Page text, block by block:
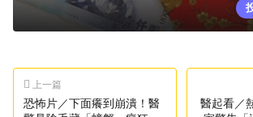
上一篇
恐怖片／下面癢到崩潰！醫
醫起看／